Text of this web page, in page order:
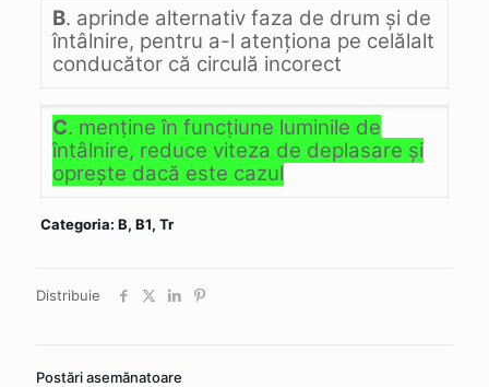
B. aprinde alternativ faza de drum şi de
întâlnire, pentru a-l atenţiona pe celălalt
conducător că circulă incorect
C. menţine în funcţiune luminile de
întâlnire, reduce viteza de deplasare şi
opreşte dacă este cazul
Categoria: B, B1, Tr
Distribuie
Postări asemănatoare